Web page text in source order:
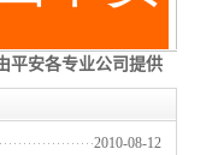
2010-08-12